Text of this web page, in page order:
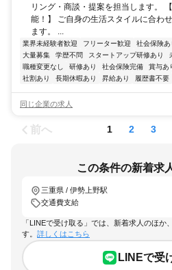
リング・商談・提案を担当します。
能！】 ご自身の生活スタイルに合わ
ます。 ...
業界未経験者歓迎 フリーター歓迎 社会保険あ
大量募集
学歴不問 スタートアップ研修あり
職種変更なし
研修あり 社会保険完備 賞与あ
社割あり
長期休暇あり 昇給あり 履歴書不要
同じ企業の求人
前へ 1 2 3
この条件の新着求
三重県 / 伊勢上野駅
交通費支給
「LINEで受け取る」では、新着求人のほか
す。 詳しくはこちら
LINEで受